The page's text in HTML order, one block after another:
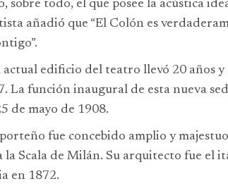
sobre todo, el que posee la acústica
añadió que “El Colón es
edificio del teatro llevó 20 años y
La función inaugural de esta nueva
de mayo de 1908.
fue concebido amplio y
la Scala de Milán. Su arquitecto fue el
en 1872.